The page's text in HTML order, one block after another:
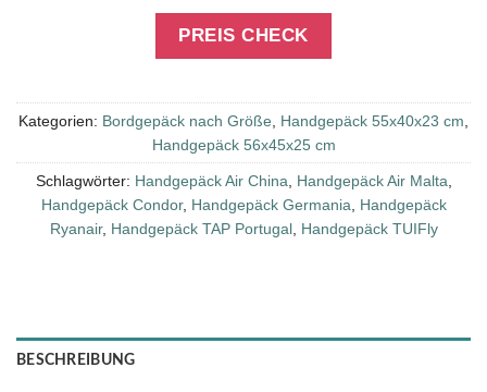
PREIS CHECK
Kategorien: Bordgepäck nach Größe Handgepäck 55x40x23 cm
Handgepäck 56x45x25 cm
Schlagwörter: Handgepäck Air China Handgepäck Air Malta
Handgepäck Condor, Handgepäck Germania
Handgepäck
Ryanair, Handgepäck TAP Portugal, Handgepäck TUIFly
BESCHREIBUNG